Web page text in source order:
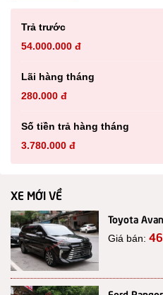
Trả trước
54.000.000 đ
Lãi hàng tháng
280.000 đ
Số tiền trả hàng tháng
3.780.000 đ
XE MỚI VỀ
Toyota
Giá bán: